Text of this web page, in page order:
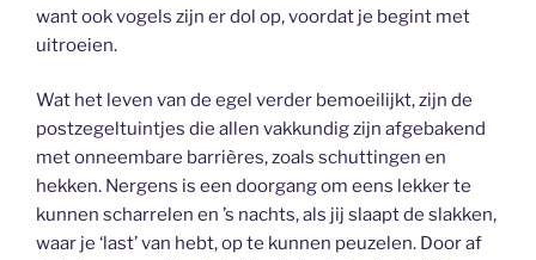
want ook vogels zijn er dol op, voordat je begint met
uitroeien.
Wat het leven van de egel verder bemoeilijkt, zijn de
postzegeltuintjes die allen vakkundig zijn afgebakend
met onneembare barrières, zoals schuttingen en
hekken. Nergens is een doorgang om eens lekker te
kunnen scharrelen en ’s nachts, als jij slaapt de slakken,
waar je ‘last’ van hebt, op te kunnen peuzelen. Door af